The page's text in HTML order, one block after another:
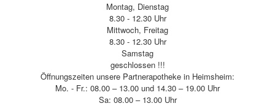
Montag, Dienstag
8.30 - 12.30 Uhr
Mittwoch, Freitag
8.30 - 12.30 Uhr
Samstag
geschlossen !!!
Öffnungszeiten unsere Partnerapotheke in Heimsheim:
Mo. - Fr.: 08.00 – 13.00 und 14.30 – 19.00 Uhr
Sa: 08.00 – 13.00 Uhr